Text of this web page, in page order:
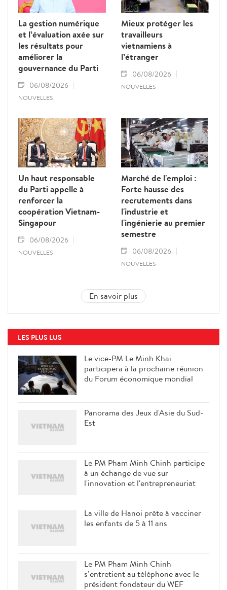
La gestion numérique
et l’évaluation axée sur
les résultats pour
améliorer la
gouvernance du Parti
06/08/2026
NOUVELLES
Mieux protéger les
travailleurs
vietnamiens à
l’étranger
06/08/2026
NOUVELLES
Un haut responsable
du Parti appelle à
renforcer la
coopération Vietnam-
Singapour
06/08/2026
NOUVELLES
Marché de l'emploi :
Forte hausse des
recrutements dans
l'industrie et
l'ingénierie au premier
semestre
06/08/2026
NOUVELLES
En savoir plus
LES PLUS LUS
Le vice-PM Le Minh Khai
participera à la prochaine réunion
du Forum économique mondial
Panorama des Jeux d'Asie du Sud-
Est
Le PM Pham Minh Chinh participe
à un échange de vue sur
l'innovation et l'entrepreneuriat
La ville de Hanoi prête à vacciner
les enfants de 5 à 11 ans
Le PM Pham Minh Chinh
s’entretient au téléphone avec le
président fondateur du WEF